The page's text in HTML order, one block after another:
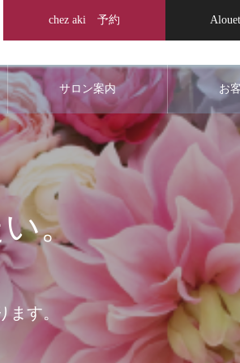
chez aki 予約
サロン案内 お
。
す。